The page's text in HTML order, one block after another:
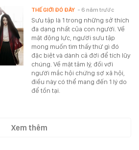
Sưu tập là 1 trong những sở thích
đa dạng nhất của con người. Về
mặt động lực, người sưu tập
mong muốn tìm thấy thứ gì đó
đặc biệt và dành cả đời để tích lũy
chúng. Về mặt tâm lý, đối với
người mắc hội chứng sợ xã hội,
điều này có thể mang đến 1 lý do
để tồn tại.
THẾ GIỚI ĐÓ ĐÂY - 6 năm trước
Xem thêm